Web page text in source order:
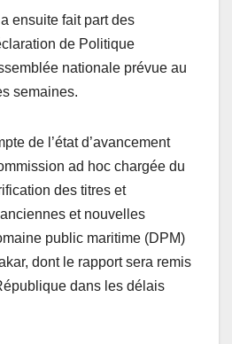
ensuite fait part des
de Politique
nationale prévue au
semaines.
de l’état d’avancement
ad hoc chargée du
des titres et
et nouvelles
public maritime (DPM)
dont le rapport sera remis
dans les délais